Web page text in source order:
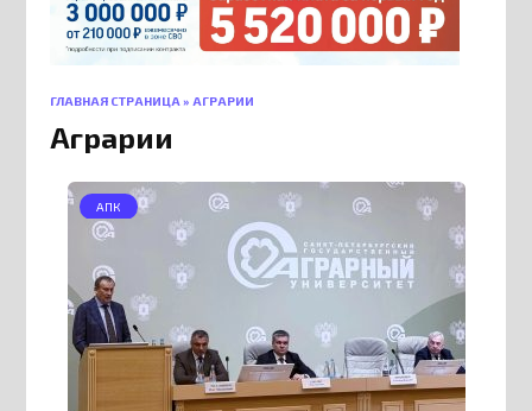
ГЛАВНАЯ СТРАНИЦА » АГРАРИИ
Аграрии
АПК